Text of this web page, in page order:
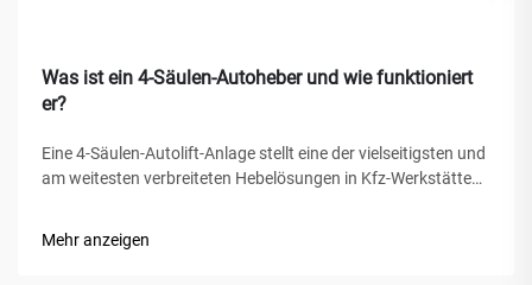
Was ist ein 4-Säulen-Autoheber und wie funktioniert
er?
Eine 4-Säulen-Autolift-Anlage stellt eine der vielseitigsten und
am weitesten verbreiteten Hebelösungen in Kfz-Werkstätten,
Wagenhebern oder Scherenhebern bietet diese mechanische
Mehr anzeigen